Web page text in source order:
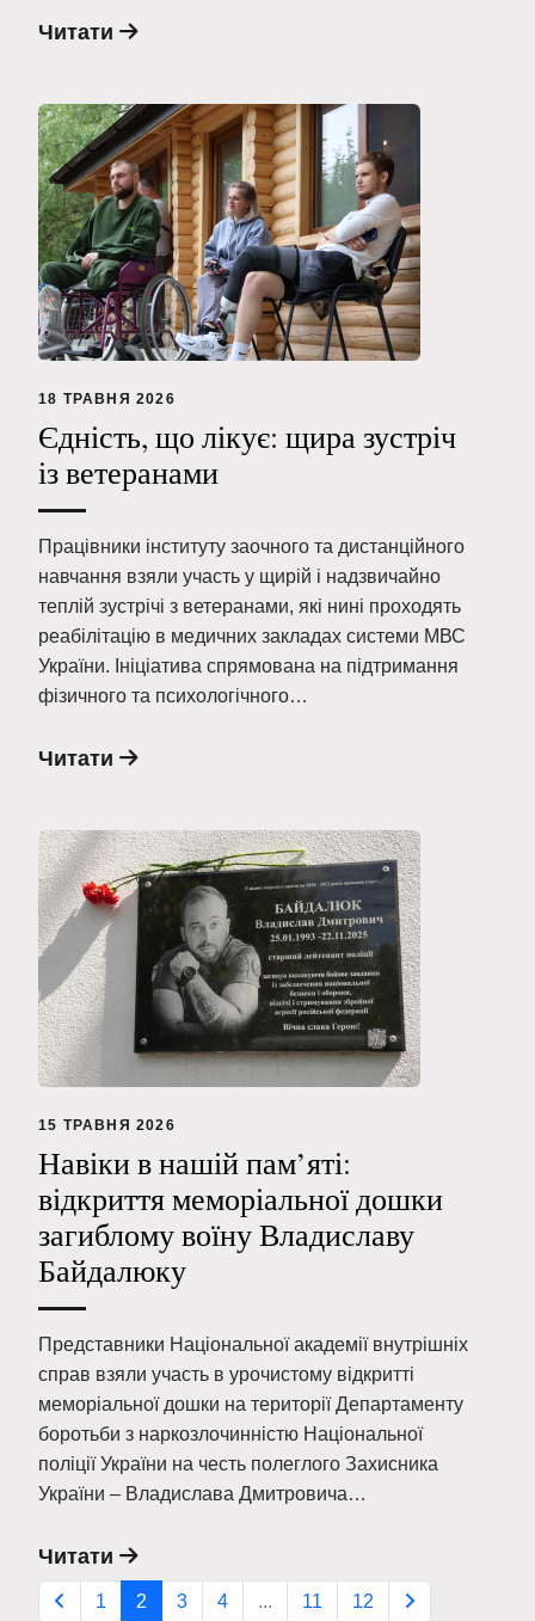
Читати
18 ТРАВНЯ 2026
Єдність, що лікує: щира зустріч
із ветеранами
Працівники інституту заочного та дистанційного
навчання взяли участь у щирій і надзвичайно
теплій зустрічі з ветеранами, які нині проходять
реабілітацію в медичних закладах системи МВС
України. Ініціатива спрямована на підтримання
фізичного та психологічного…
Читати
15 ТРАВНЯ 2026
Навіки в нашій пам’яті:
відкриття меморіальної дошки
загиблому воїну Владиславу
Байдалюку
Представники Національної академії внутрішніх
справ взяли участь в урочистому відкритті
меморіальної дошки на території Департаменту
боротьби з наркозлочинністю Національної
поліції України на честь полеглого Захисника
України – Владислава Дмитровича…
Читати
1 2 3 4 ... 11 12